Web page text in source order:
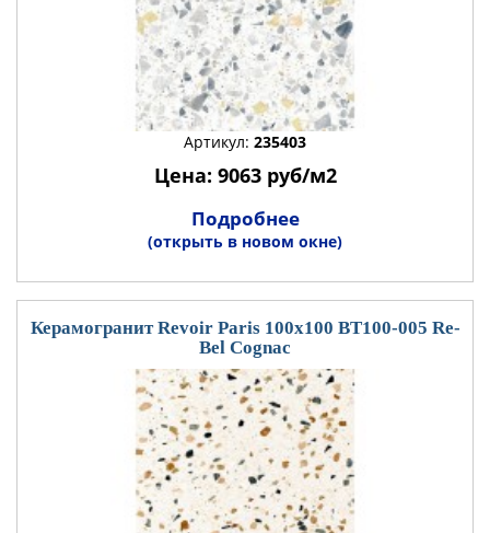
Артикул: 235403
Цена: 9063 руб/м2
Подробнее
(открыть в новом окне)
Керамогранит Revoir Paris 100x100 BT100-005 Re-
Bel Cognac